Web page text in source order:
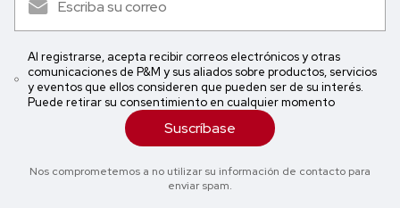
Al registrarse, acepta recibir correos electrónicos y otras
comunicaciones de P&M y sus aliados sobre productos, servicios
y eventos que ellos consideren que pueden ser de su interés.
Puede retirar su consentimiento en cualquier momento
Suscríbase
Nos comprometemos a no utilizar su información de contacto para
enviar spam.